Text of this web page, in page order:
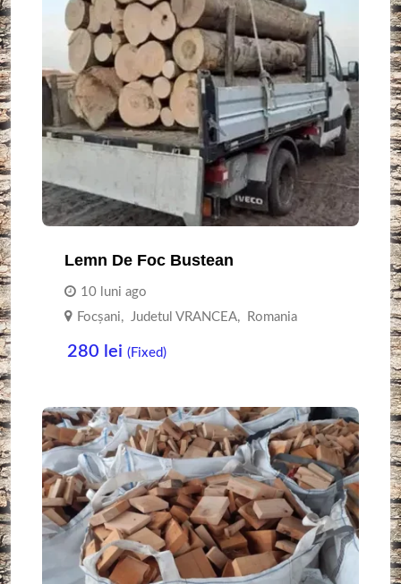
Lemn De Foc Bustean
10 luni ago
Focşani, Judetul VRANCEA, Romania
280 lei (Fixed)